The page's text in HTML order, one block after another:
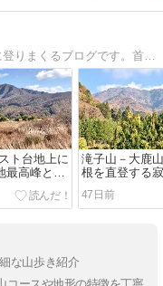
アラフォーのおっさんがひたすら山に登りまくるブログです。首都圏近郊の山を中心に、公共交通機関を利用して山登りをしています。
ト台地上に
最高峰と入
滝子山－大鹿
根を直登する
ルートを行く
47日前
な山歩き紹介